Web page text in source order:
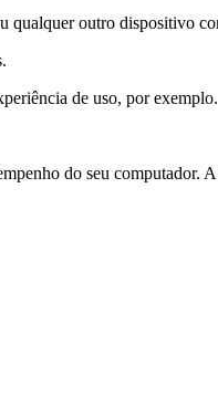
qualquer outro dispositivo
de uso, por exemplo.
do seu computador.